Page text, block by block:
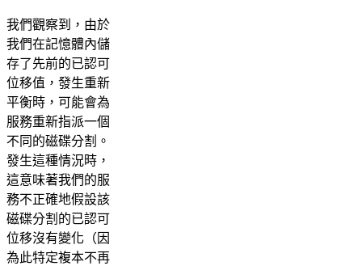
我們觀察到，由於
我們在記憶體內儲
存了先前的已認可
位移值，發生重新
平衡時，可能會為
服務重新指派一個
不同的磁碟分割。
發生這種情況時，
這意味著我們的服
務不正確地假設該
磁碟分割的已認可
位移沒有變化（因
為此特定複本不再